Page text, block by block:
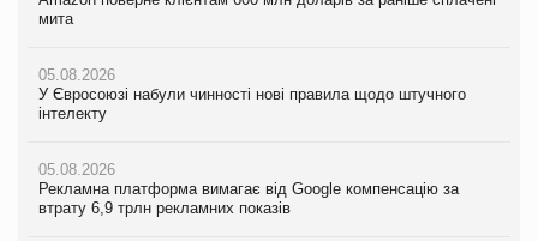
мита
05.08.2026
У Євросоюзі набули чинності нові правила щодо штучного
інтелекту
05.08.2026
Рекламна платформа вимагає від Google компенсацію за
втрату 6,9 трлн рекламних показів
мита
05.08.2026
У Євросоюзі набули чинності нові правила щодо штучного
інтелекту
05.08.2026
Рекламна платформа вимагає від Google компенсацію за
втрату 6,9 трлн рекламних показів
мита
05.08.2026
У Євросоюзі набули чинності нові правила щодо штучного
інтелекту
05.08.2026
Рекламна платформа вимагає від Google компенсацію за
втрату 6,9 трлн рекламних показів